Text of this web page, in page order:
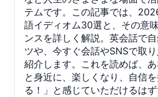
テムです。この記事では、
語イディオム30選と、その意
ンスを詳しく解説。英会話で
ツや、今すぐ会話やSNSで取
紹介します。これを読めば、
と身近に、楽しくなり、自信
る！」と感じていただけるはず